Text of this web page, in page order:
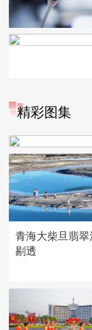
精彩图集
“大地指纹”奏
青海大柴旦翡
剔透